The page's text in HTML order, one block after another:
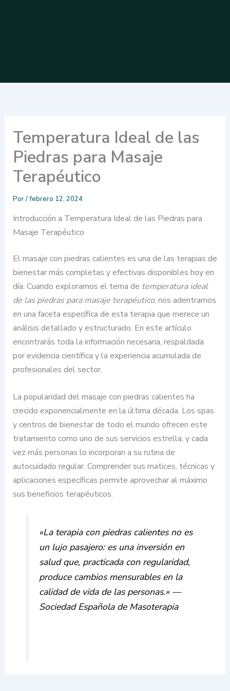
Temperatura Ideal de las
Piedras para Masaje
Terapéutico
Por/febrero 12, 2024
Introducción a Temperatura Ideal de las Piedras para
Masaje Terapéutico
El masaje con piedras calientes es una de las terapias de
bienestar más completas y efectivas disponibles hoy en
día. Cuando exploramos el tema de temperatura ideal
de las piedras para masaje terapéutico, nos adentramos
en una faceta específica de esta terapia que merece un
análisis detallado y estructurado. En este artículo
encontrarás toda la información necesaria, respaldada
por evidencia científica y la experiencia acumulada de
profesionales del sector.
La popularidad del masaje con piedras calientes ha
crecido exponencialmente en la última década. Los spas
y centros de bienestar de todo el mundo ofrecen este
tratamiento como uno de sus servicios estrella, y cada
vez más personas lo incorporan a su rutina de
autocuidado regular. Comprender sus matices, técnicas y
aplicaciones específicas permite aprovechar al máximo
sus beneficios terapéuticos.
«La terapia con piedras calientes no es
un lujo pasajero: es una inversión en
salud que, practicada con regularidad,
produce cambios mensurables en la
calidad de vida de las personas.» —
Sociedad Española de Masoterapia